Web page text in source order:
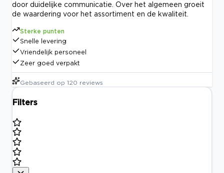
door duidelijke communicatie. Over het algemeen groeit
de waardering voor het assortiment en de kwaliteit.
Sterke punten
Snelle levering
Vriendelijk personeel
Zeer goed verpakt
Gebaseerd op 120 reviews
Filters